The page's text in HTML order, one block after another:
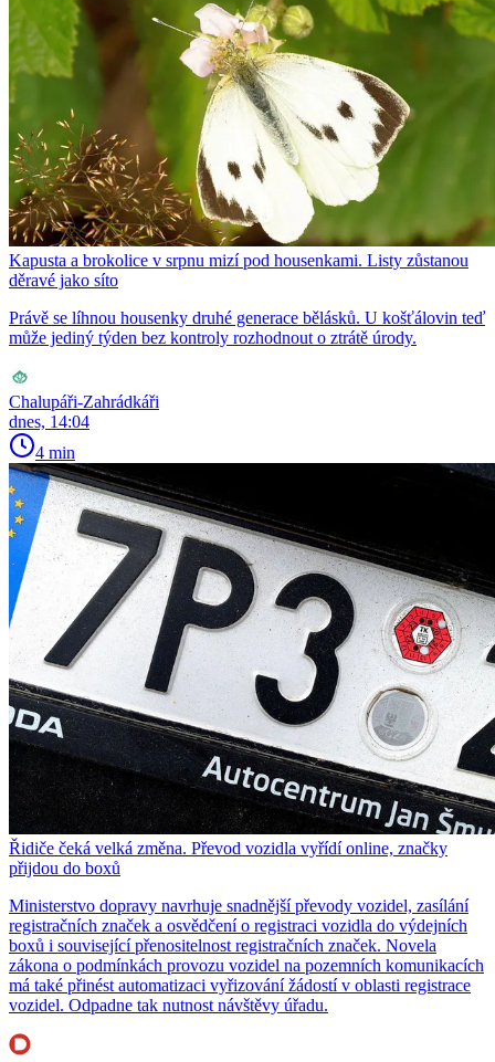
Kapusta a brokolice v srpnu mizí pod housenkami. Listy zůstanou
děravé jako síto
Právě se líhnou housenky druhé generace bělásků. U košťálovin teď
může jediný týden bez kontroly rozhodnout o ztrátě úrody.
Chalupáři-Zahrádkáři
dnes, 14:04
4 min
Řidiče čeká velká změna. Převod vozidla vyřídí online, značky
přijdou do boxů
Ministerstvo dopravy navrhuje snadnější převody vozidel, zasílání
registračních značek a osvědčení o registraci vozidla do výdejních
boxů i související přenositelnost registračních značek. Novela
zákona o podmínkách provozu vozidel na pozemních komunikacích
má také přinést automatizaci vyřizování žádostí v oblasti registrace
vozidel. Odpadne tak nutnost návštěvy úřadu.